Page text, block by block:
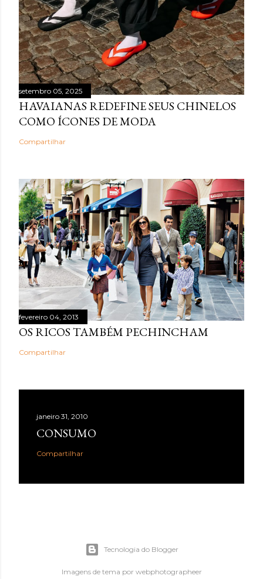
setembro 05, 2025
HAVAIANAS REDEFINE SEUS CHINELOS
COMO ÍCONES DE MODA
Compartilhar
fevereiro 04, 2013
OS RICOS TAMBÉM PECHINCHAM
Compartilhar
janeiro 31, 2010
CONSUMO
Compartilhar
Tecnologia do Blogger
Imagens de tema por webphotographeer